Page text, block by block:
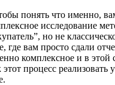
понять что именно,
исследование
но не
где вам просто сдали
комплексное и в этой
процесс реализовать